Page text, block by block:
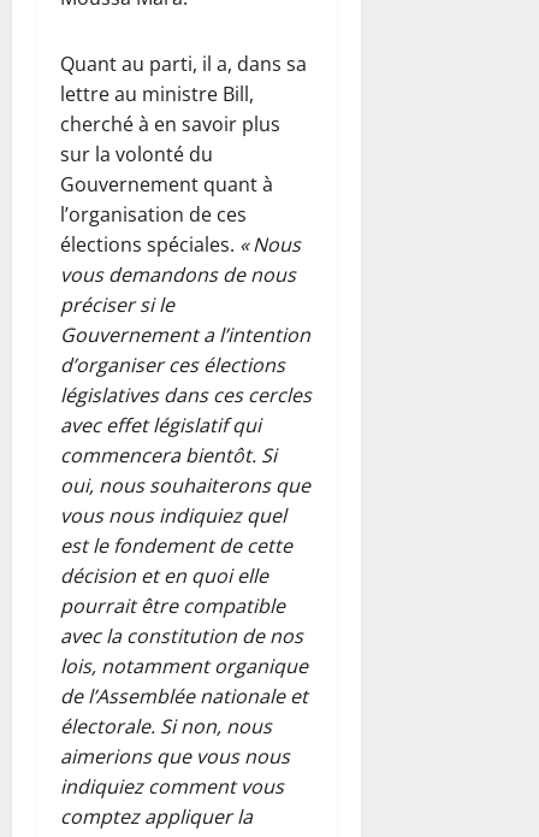
Quant au parti, il a, dans sa
lettre au ministre Bill,
cherché à en savoir plus
sur la volonté du
Gouvernement quant à
l’organisation de ces
élections spéciales. « Nous
vous demandons de nous
préciser si le
Gouvernement a l’intention
d’organiser ces élections
législatives dans ces cercles
avec effet législatif qui
commencera bientôt. Si
oui, nous souhaiterons que
vous nous indiquiez quel
est le fondement de cette
décision et en quoi elle
pourrait être compatible
avec la constitution de nos
lois, notamment organique
de l’Assemblée nationale et
électorale. Si non, nous
aimerions que vous nous
indiquiez comment vous
comptez appliquer la